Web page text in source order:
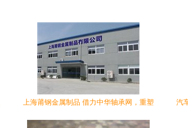
上海莆钢金属制品 借力中华轴承网，重塑
汽